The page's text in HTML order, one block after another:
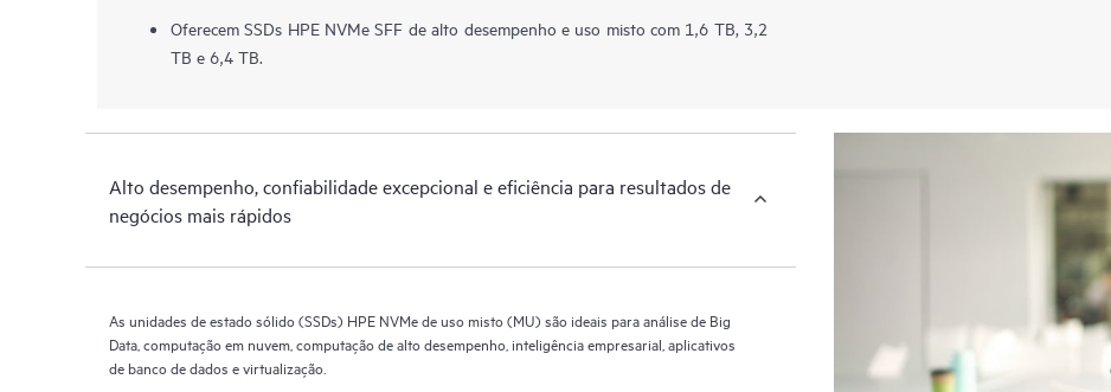
Oferecem SSDs HPE NVMe SFF de alto desempenho e uso misto com 1,6 TB, 3,2
TB e 6,4 TB.
Alto desempenho, confiabilidade excepcional e eficiência para resultados de
negócios mais rápidos
As unidades de estado sólido (SSDs) HPE NVMe de uso misto (MU) são ideais para análise de Big
Data, computação em nuvem, computação de alto desempenho, inteligência empresarial, aplicativos
de banco de dados e virtualização.